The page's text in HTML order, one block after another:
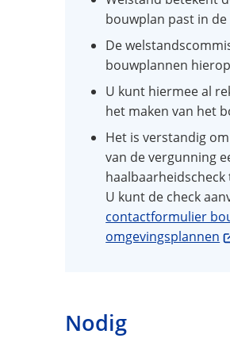
bouwplan past in
De
bouwplannen
U kunt hiermee al
het maken van het
Het is verstandig
van de vergunning
U kunt de check
contactformulier
omgevingsplannen
Nodig